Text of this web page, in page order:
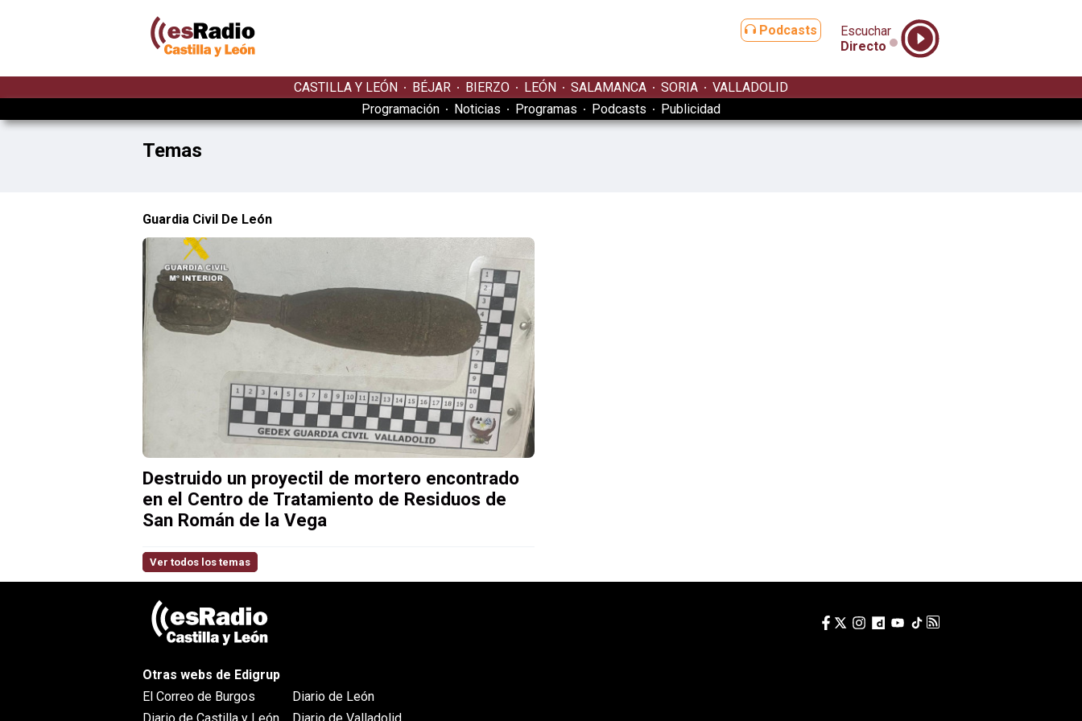
Podcasts
Escuchar
Directo
CASTILLA Y LEÓN BÉJAR BIERZO LEÓN SALAMANCA SORIA
VALLADOLID
Programación
Noticias Programas Podcasts Publicidad
Temas
Guardia Civil De León
Destruido un proyectil de mortero encontrado
en el Centro de Tratamiento de Residuos de
San Román de la Vega
Ver todos los temas
Otras webs de Edigrup
El Correo de Burgos
Diario de León